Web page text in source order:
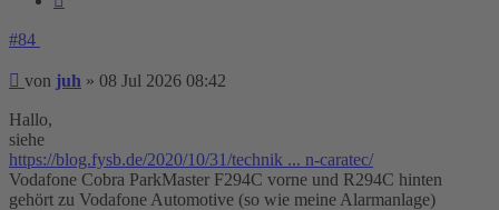
#84
Beitrag
von juh » 08 Jul 2026 08:42
Hallo,
siehe
https://blog.fysb.de/2020/10/31/technik ... n-caratec/
Vodafone Cobra ParkMaster F294C vorne und R294C hinten
gehört zu Vodafone Automotive (so wie meine Alarmanlage)